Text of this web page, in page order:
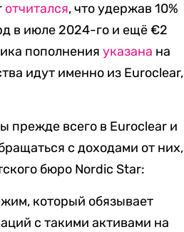
отчитался, что удержав 10%
в июле 2024-го и ещё €2
пополнения указана на
идут именно из Euroclear,
прежде всего в Euroclear и
с доходами от них,
бюро Nordic Star:
который обязывает
с такими активами на